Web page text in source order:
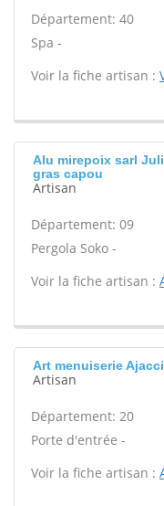
Département: 40
Spa -
Voir la fiche artisan :
Alu mirepoix sarl
gras capou
Artisan
Département: 09
Pergola Soko -
Voir la fiche artisan :
Art menuiserie
Artisan
Département: 20
Porte d'entrée -
Voir la fiche artisan :